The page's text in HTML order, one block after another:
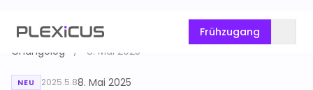
Frühzugang
Changelog
/ 8. Mai 2025
NEU 2025.5.88. Mai 2025